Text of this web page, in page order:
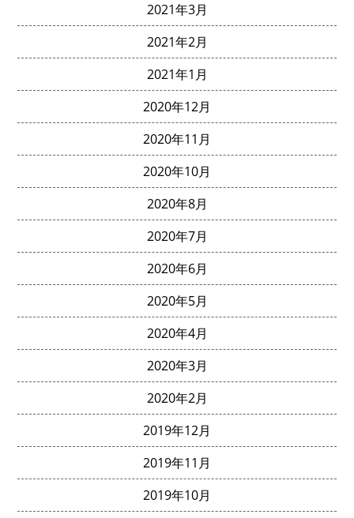
2021年3月
2021年2月
2021年1月
2020年12月
2020年11月
2020年10月
2020年8月
2020年7月
2020年6月
2020年5月
2020年4月
2020年3月
2020年2月
2019年12月
2019年11月
2019年10月